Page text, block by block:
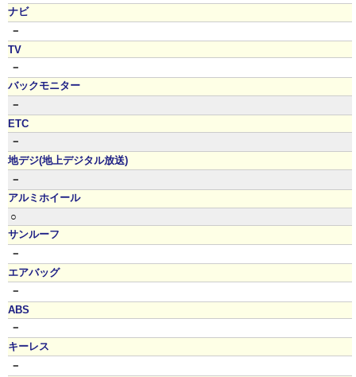
ナビ
－
TV
－
バックモニター
－
ETC
－
地デジ(地上デジタル放送)
－
アルミホイール
○
サンルーフ
－
エアバッグ
－
ABS
－
キーレス
－